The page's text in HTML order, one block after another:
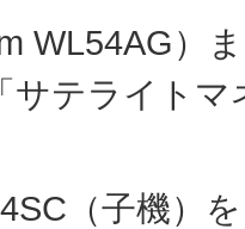
WL54AG）
サテライト
（子機）